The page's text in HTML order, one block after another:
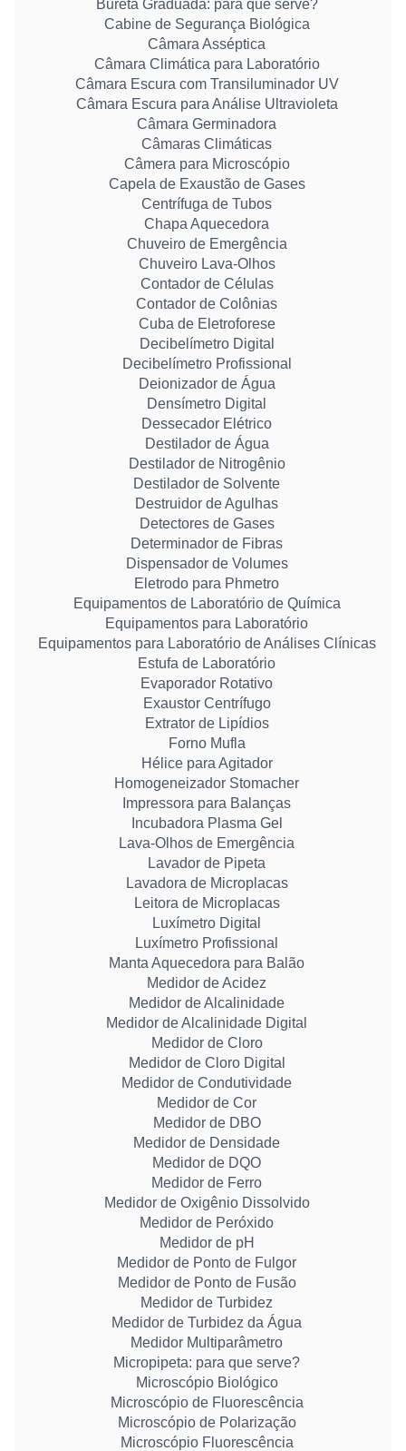
Bureta Graduada: para que serve?
Cabine de Segurança Biológica
Câmara Asséptica
Câmara Climática para Laboratório
Câmara Escura com Transiluminador UV
Câmara Escura para Análise Ultravioleta
Câmara Germinadora
Câmaras Climáticas
Câmera para Microscópio
Capela de Exaustão de Gases
Centrífuga de Tubos
Chapa Aquecedora
Chuveiro de Emergência
Chuveiro Lava-Olhos
Contador de Células
Contador de Colônias
Cuba de Eletroforese
Decibelímetro Digital
Decibelímetro Profissional
Deionizador de Água
Densímetro Digital
Dessecador Elétrico
Destilador de Água
Destilador de Nitrogênio
Destilador de Solvente
Destruidor de Agulhas
Detectores de Gases
Determinador de Fibras
Dispensador de Volumes
Eletrodo para Phmetro
Equipamentos de Laboratório de Química
Equipamentos para Laboratório
Equipamentos para Laboratório de Análises Clínicas
Estufa de Laboratório
Evaporador Rotativo
Exaustor Centrífugo
Extrator de Lipídios
Forno Mufla
Hélice para Agitador
Homogeneizador Stomacher
Impressora para Balanças
Incubadora Plasma Gel
Lava-Olhos de Emergência
Lavador de Pipeta
Lavadora de Microplacas
Leitora de Microplacas
Luxímetro Digital
Luxímetro Profissional
Manta Aquecedora para Balão
Medidor de Acidez
Medidor de Alcalinidade
Medidor de Alcalinidade Digital
Medidor de Cloro
Medidor de Cloro Digital
Medidor de Condutividade
Medidor de Cor
Medidor de DBO
Medidor de Densidade
Medidor de DQO
Medidor de Ferro
Medidor de Oxigênio Dissolvido
Medidor de Peróxido
Medidor de pH
Medidor de Ponto de Fulgor
Medidor de Ponto de Fusão
Medidor de Turbidez
Medidor de Turbidez da Água
Medidor Multiparâmetro
Micropipeta: para que serve?
Microscópio Biológico
Microscópio de Fluorescência
Microscópio de Polarização
Microscópio Fluorescência